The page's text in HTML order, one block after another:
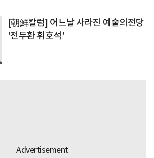
[朝鮮칼럼] 어느날 사라진 예술의전당
'전두환 휘호석'